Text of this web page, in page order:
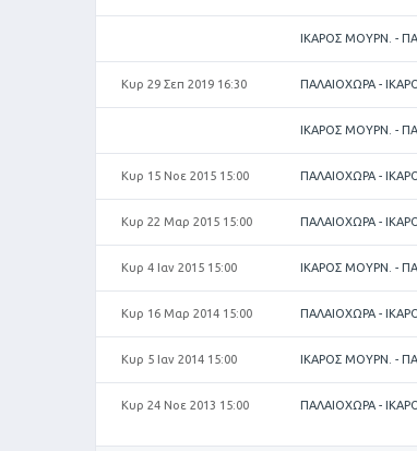
ΙΚΑΡΟΣ ΜΟΥΡΝ. -
Κυρ 29 Σεπ 2019 16:30 ΠΑΛΑΙΟΧΩΡΑ -
ΙΚΑΡΟΣ ΜΟΥΡΝ. -
Κυρ 15 Νοε 2015 15:00 ΠΑΛΑΙΟΧΩΡΑ -
Κυρ 22 Μαρ 2015 15:00 ΠΑΛΑΙΟΧΩΡΑ -
Κυρ 4 Ιαν 2015 15:00 ΙΚΑΡΟΣ ΜΟΥΡΝ. -
Κυρ 16 Μαρ 2014 15:00 ΠΑΛΑΙΟΧΩΡΑ -
Κυρ 5 Ιαν 2014 15:00 ΙΚΑΡΟΣ ΜΟΥΡΝ. -
Κυρ 24 Νοε 2013 15:00 ΠΑΛΑΙΟΧΩΡΑ -